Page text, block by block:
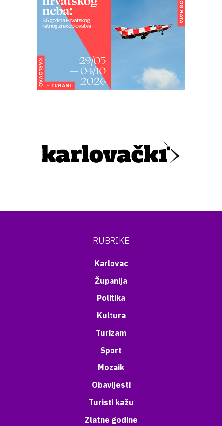
RUBRIKE
Karlovac
Županija
Politika
Kultura
Turizam
Sport
Mozaik
Obavijesti
Turisti kažu
Zlatne godine